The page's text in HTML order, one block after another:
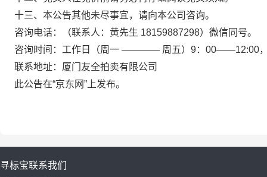
十三、本公告其他未尽事宜，请向本公司咨询。
咨询电话：（联系人：黄先生 18159887298）微信同号。
咨询时间：工作日（周一 ———— 周五）9：00——12:00
联系地址：厦门友全拍卖有限公司
此公告在“京东网”上发布。
寻标宝联系我们